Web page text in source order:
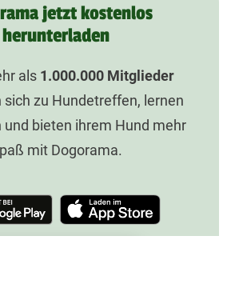
jetzt kostenlos
herunterladen
als 1.000.000Mitglieder
sich zu Hundetreffen, lernen
und bieten ihrem Hund mehr
mit Dogorama.